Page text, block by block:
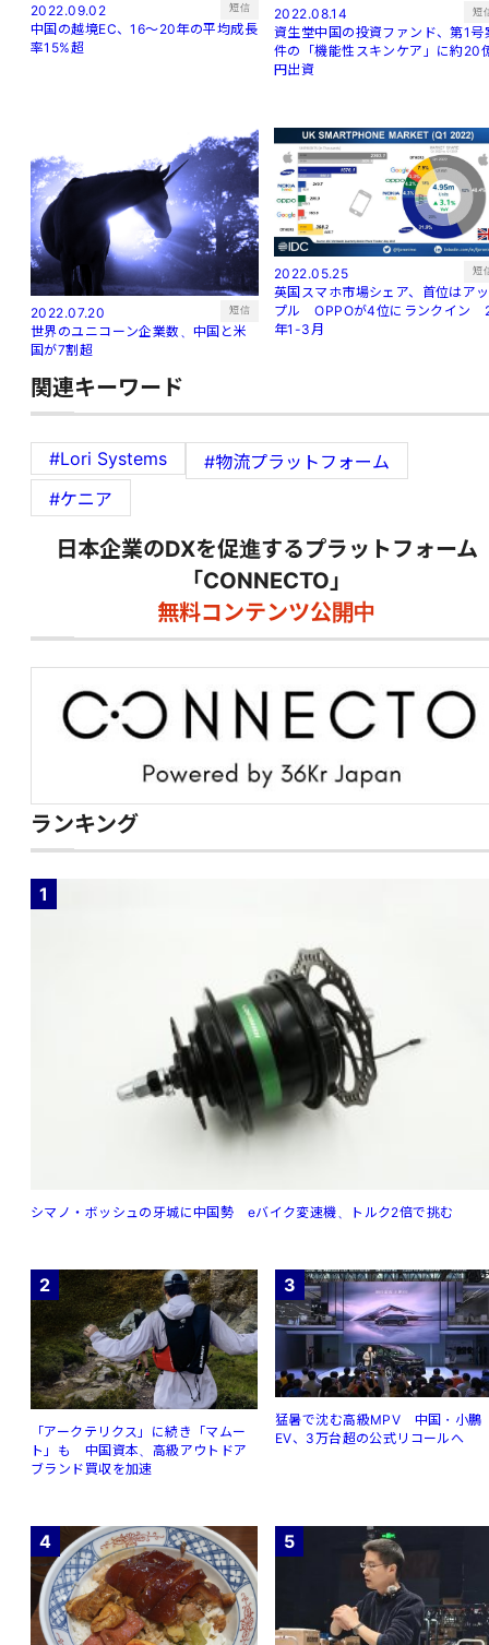
2022.09.02 短信
中国の越境EC、16～20年の平均成長
率15%超
2022.08.14 短
資生堂中国の投資ファンド、第1号
件の「機能性スキンケア」に約20
円出資
2022.07.20 短信
世界のユニコーン企業数、中国と米
国が7割超
2022.05.25 短
英国スマホ市場シェア、首位はアッ
プル OPPOが4位にランクイン
年1-3月
関連キーワード
#Lori Systems
#物流プラットフォーム
#ケニア
日本企業のDXを促進するプラットフォーム
「CONNECTO」
無料コンテンツ公開中
ランキング
1
シマノ・ボッシュの牙城に中国勢 eバイク変速機、トルク2倍で挑む
2
「アークテリクス」に続き「マムー
ト」も 中国資本、高級アウトドア
ブランド買収を加速
3
猛暑で沈む高級MPV 中国・小鵬
EV、3万台超の公式リコールへ
4 5